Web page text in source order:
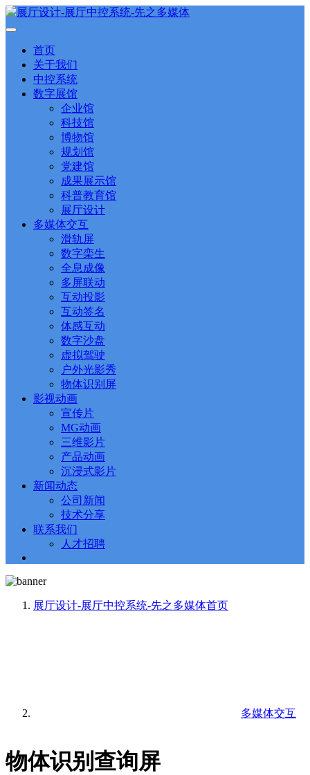
首页
关于我们
中控系统
数字展馆
企业馆
科技馆
博物馆
规划馆
党建馆
成果展示馆
科普教育馆
展厅设计
多媒体交互
滑轨屏
数字栾生
全息成像
多屏联动
互动投影
互动签名
体感互动
数字沙盘
虚拟驾驶
户外光影秀
物体识别屏
影视动画
宣传片
MG动画
三维影片
产品动画
沉浸式影片
新闻动态
公司新闻
技术分享
联系我们
人才招聘
展厅设计-展厅中控系统-先之多媒体首页
多媒体交互
物体识别查询屏